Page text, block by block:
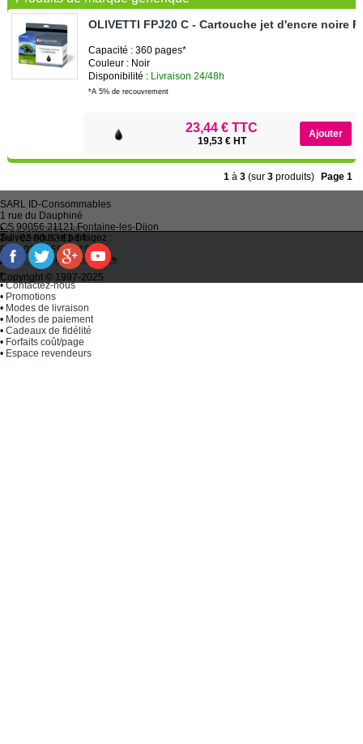
OLIVETTI FPJ20 C - Cartouche jet d'encre noire
Capacité : 360 pages*
Couleur : Noir
Disponibilité : Livraison 24/48h
*A 5% de recouvrement
23,44 € TTC
19,53 € HT
1 à3 (sur3 produits) Page 1
SARL ID-Consommables
1 rue du Dauphiné
CS 90056 21121Fontaine-les-Dijon
Tel :03 80 52 63 64
Fax :03 80 58 81 10
Email : idc@imprimantes.fr
•Qui sommes-nous ?
•Recycler ses cartouches usagées
• Bien choisir ses cartouches d'encre
•
Conditions générales de vente
•Plan du site
•Contactez-nous
• Promotions
• Modes de livraison
• Modes de paiement
• Cadeaux de fidélité
• Forfaits coût/page
• Espace revendeurs
Suivez-nous et partagez :
Consent Preferences
Copyright © 1997-2025